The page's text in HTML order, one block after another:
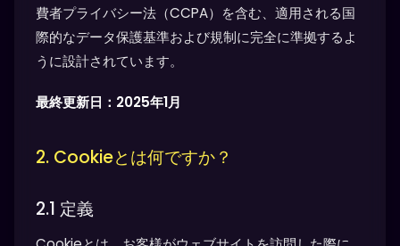
費者プライバシー法（CCPA）を含む、適用される国
際的なデータ保護基準および規制に完全に準拠するよ
うに設計されています。
最終更新日：2025年1月
2. Cookieとは何ですか？
2.1 定義